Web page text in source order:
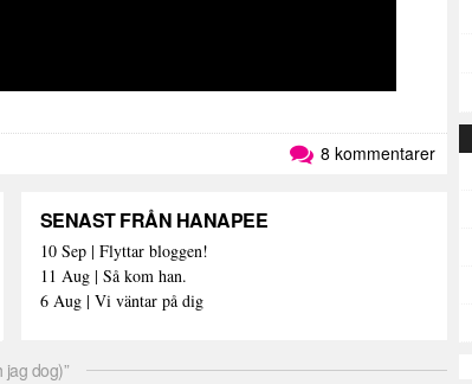
8 kommentarer
SENAST FRÅN HANAPEE
10 Sep | Flyttar bloggen!
11 Aug | Så kom han.
6 Aug | Vi väntar på dig
dog)”